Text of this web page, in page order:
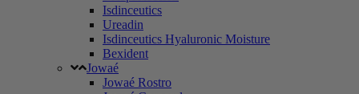
Isdinceutics
Ureadin
Isdinceutics Hyaluronic Moisture
Bexident
Jowaé
Jowaé Rostro